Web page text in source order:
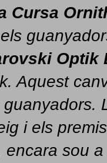
Cursa
Optik
Aquest
guanyadors.
i els
encara sou